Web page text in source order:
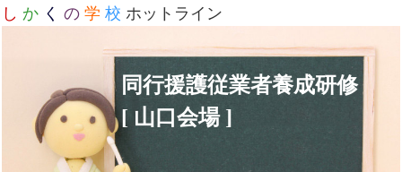
し か く の 学 校 ホットライン
同行援護従業者養成研修
[ 山口会場 ]